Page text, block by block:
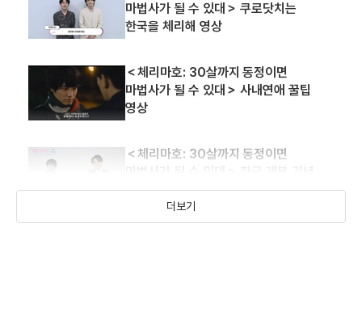
마법사가 될 수 있대＞ 쿠로닷치는
한국을 체리해 영상
＜체리마호: 30살까지 동정이면
마법사가 될 수 있대＞ 사내연애 꿀팁
영상
＜체리마호: 30살까지 동정이면
배우 인사 영상
더보기